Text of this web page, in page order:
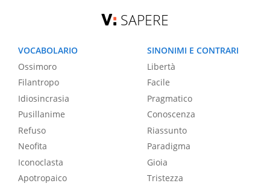
SAPERE
VOCABOLARIO
Ossimoro
Filantropo
Idiosincrasia
Pusillanime
Refuso
Neofita
Iconoclasta
Apotropaico
SINONIMI E CONTRARI
Libertà
Facile
Pragmatico
Conoscenza
Riassunto
Paradigma
Gioia
Tristezza